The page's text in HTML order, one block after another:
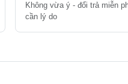
Không vừa ý - đổi trả miễn
cần lý do
phẩm